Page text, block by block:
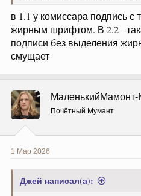
в 1.1 у комиссара подпись с
жирным шрифтом. В 2.2 -
подписи без выделения
смущает
МаленькийМамонт-
Почётный Мумант
1 Мар 2026
Джей написал(а):